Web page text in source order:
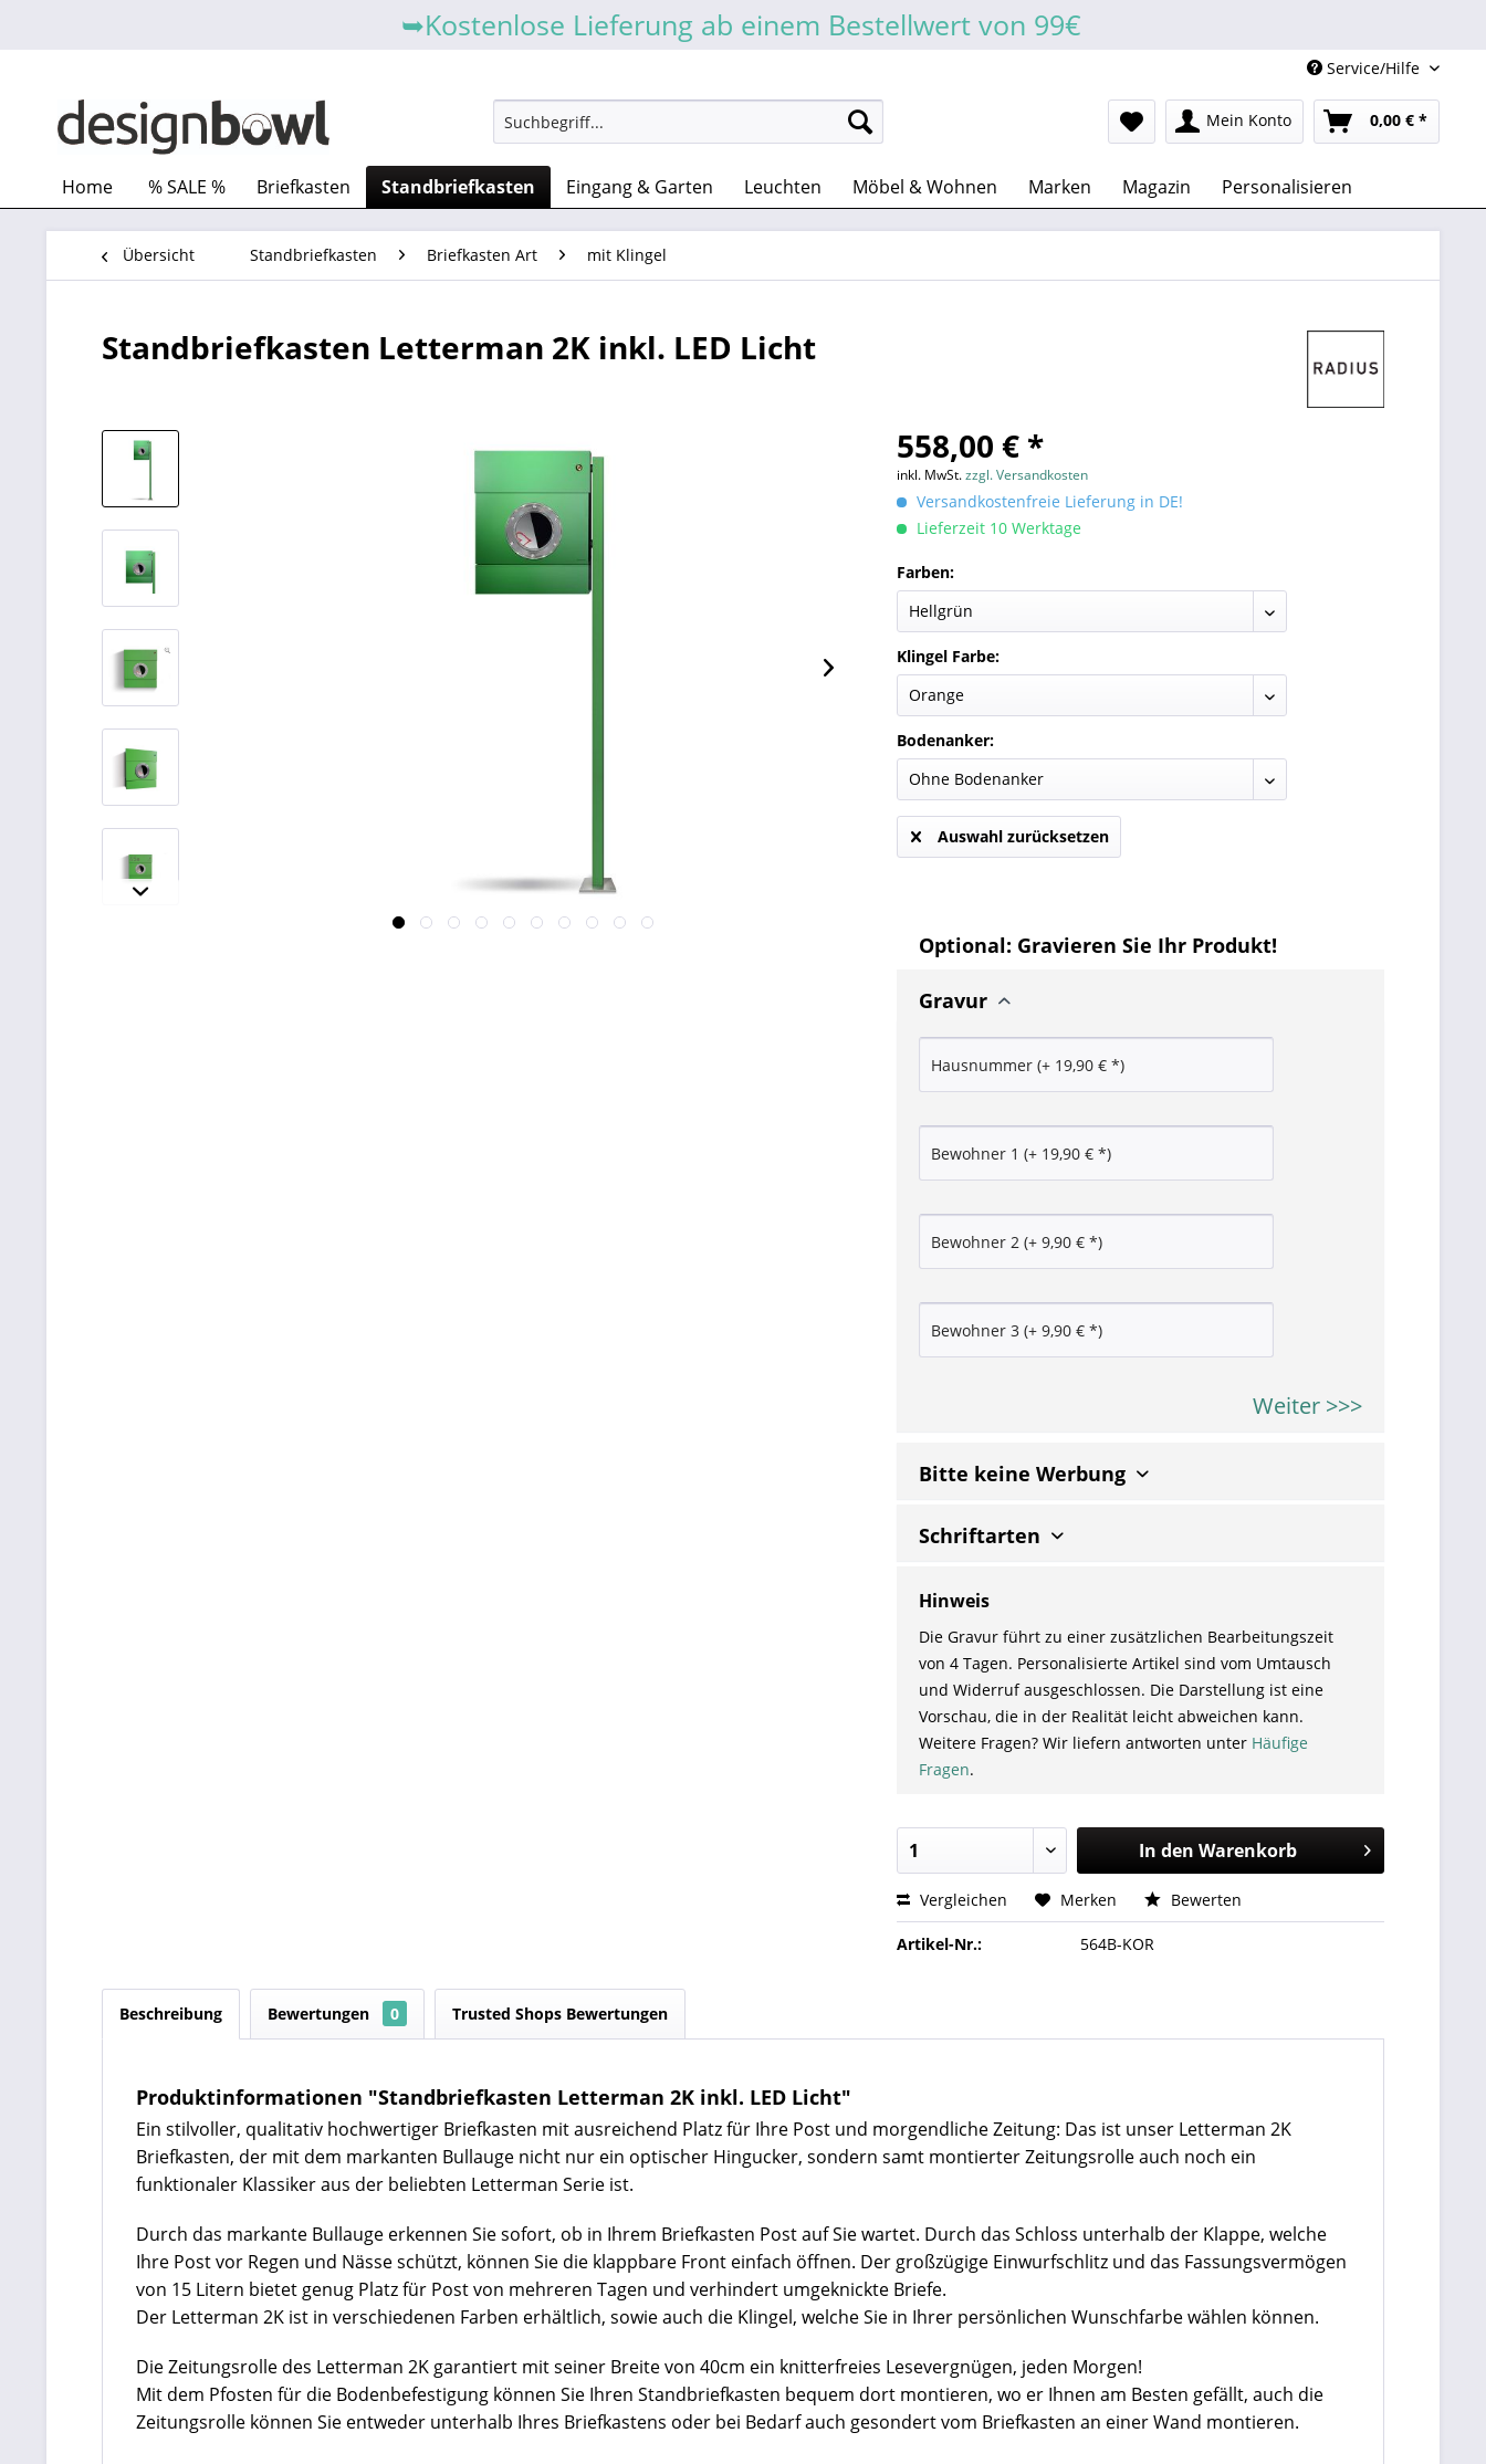
➥Kostenlose Lieferung ab einem Bestellwert von 99€
Service/Hilfe
Mein Konto 0,00 € *
Home % SALE % Briefkasten Standbriefkasten Eingang & Garten Leuchten Möbel & Wohnen Marken Magazin Personalisieren
Übersicht Standbriefkasten Briefkasten Art mit Klingel
Standbriefkasten Letterman 2K inkl. LED Licht
558,00 € *
inkl. MwSt.zzgl. Versandkosten
Versandkostenfreie Lieferung in DE!
Lieferzeit 10 Werktage
Farben:
Klingel Farbe:
Bodenanker:
Auswahl zurücksetzen
Optional: Gravieren Sie Ihr Produkt!
Gravur
Weiter >>>
Bitte keine Werbung
Schriftarten
Hinweis
Die Gravur führt zu einer zusätzlichen Bearbeitungszeit
von 4 Tagen. Personalisierte Artikel sind vom Umtausch
und Widerruf ausgeschlossen. Die Darstellung ist eine
Vorschau, die in der Realität leicht abweichen kann.
Weitere Fragen? Wir liefern antworten unter Häufige
Fragen.
In den Warenkorb
Vergleichen Merken Bewerten
Artikel-Nr.: 564B-KOR
Beschreibung Bewertungen 0 Trusted Shops Bewertungen
Produktinformationen "Standbriefkasten Letterman 2K inkl. LED Licht"
Ein stilvoller, qualitativ hochwertiger Briefkasten mit ausreichend Platz für Ihre Post und morgendliche Zeitung: Das ist unser Letterman 2K
Briefkasten, der mit dem markanten Bullauge nicht nur ein optischer Hingucker, sondern samt montierter Zeitungsrolle auch noch ein
funktionaler Klassiker aus der beliebten Letterman Serie ist.
Durch das markante Bullauge erkennen Sie sofort, ob in Ihrem Briefkasten Post auf Sie wartet. Durch das Schloss unterhalb der Klappe, welche
Ihre Post vor Regen und Nässe schützt, können Sie die klappbare Front einfach öffnen. Der großzügige Einwurfschlitz und das Fassungsvermögen
von 15 Litern bietet genug Platz für Post von mehreren Tagen und verhindert umgeknickte Briefe.
Der Letterman 2K ist in verschiedenen Farben erhältlich, sowie auch die Klingel, welche Sie in Ihrer persönlichen Wunschfarbe wählen können.
Die Zeitungsrolle des Letterman 2K garantiert mit seiner Breite von 40cm ein knitterfreies Lesevergnügen, jeden Morgen!
Mit dem Pfosten für die Bodenbefestigung können Sie Ihren Standbriefkasten bequem dort montieren, wo er Ihnen am Besten gefällt, auch die
Zeitungsrolle können Sie entweder unterhalb Ihres Briefkastens oder bei Bedarf auch gesondert vom Briefkasten an einer Wand montieren.